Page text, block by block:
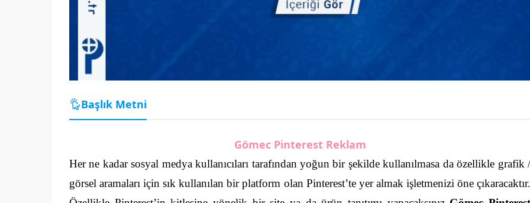
Başlık Metni
Gömec Pinterest Reklam
Her ne kadar sosyal medya kullanıcıları tarafından yoğun bir şekilde kullanılmasa da özellikle grafik /
görsel aramaları için sık kullanılan bir platform olan Pinterest’te yer almak işletmenizi öne çıkaracaktır.